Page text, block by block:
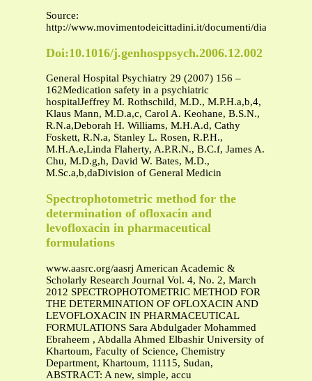
Source:
http://www.movimentodeicittadini.it/documenti/dialogo/
Doi:10.1016/j.genhosppsych.2006.12.002
General Hospital Psychiatry 29 (2007) 156 –
162Medication safety in a psychiatric
hospitalJeffrey M. Rothschild, M.D., M.P.H.a,b,4,
Klaus Mann, M.D.a,c, Carol A. Keohane, B.S.N.,
R.N.a,Deborah H. Williams, M.H.A.d, Cathy
Foskett, R.N.a, Stanley L. Rosen, R.P.H.,
M.H.A.e,Linda Flaherty, A.P.R.N., B.C.f, James A.
Chu, M.D.g,h, David W. Bates, M.D.,
M.Sc.a,b,daDivision of General Medicin
Spectrophotometric method for the
determination of ofloxacin and
levofloxacin in pharmaceutical
formulations
www.aasrc.org/aasrj American Academic &
Scholarly Research Journal Vol. 4, No. 2, March
2012 SPECTROPHOTOMETRIC METHOD FOR
THE DETERMINATION OF OFLOXACIN AND
LEVOFLOXACIN IN PHARMACEUTICAL
FORMULATIONS Sara Abdulgader Mohammed
Ebraheem , Abdalla Ahmed Elbashir University of
Khartoum, Faculty of Science, Chemistry
Department, Khartoum, 11115, Sudan,
ABSTRACT: A new, simple, accu